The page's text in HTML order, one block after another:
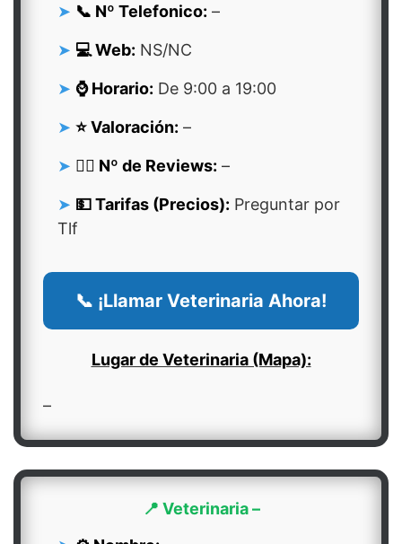
📞 Nº Telefonico: –
💻 Web: NS/NC
⌚ Horario: De 9:00 a 19:00
⭐ Valoración: –
👍🏻 Nº de Reviews: –
💵 Tarifas (Precios): Preguntar por
Tlf
📞 ¡Llamar Veterinaria Ahora!
Lugar de Veterinaria (Mapa):
–
📍 Veterinaria –